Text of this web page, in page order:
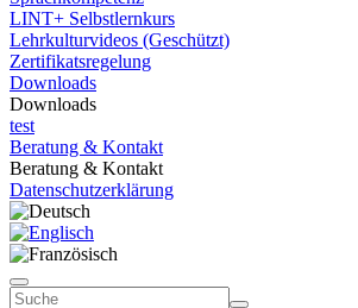
LINT+ Selbstlernkurs
Lehrkulturvideos (Geschützt)
Zertifikatsregelung
Downloads
Downloads
test
Beratung & Kontakt
Beratung & Kontakt
Datenschutzerklärung